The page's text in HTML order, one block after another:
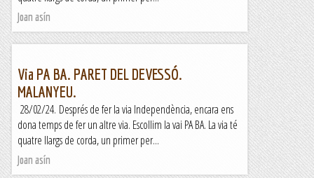
Joan asín
Via PA BA. PARET DEL DEVESSÓ.
MALANYEU.
28/02/24. Després de fer la via Independència, encara ens
dona temps de fer un altre via. Escollim la vai PA BA. La via té
quatre llargs de corda, un primer per...
Joan asín